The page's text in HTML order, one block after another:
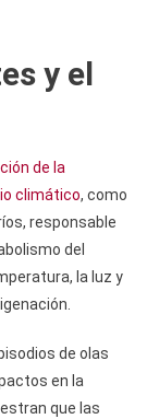
y el
de la
climático, como
responsable
del
la luz y
de olas
en la
que las